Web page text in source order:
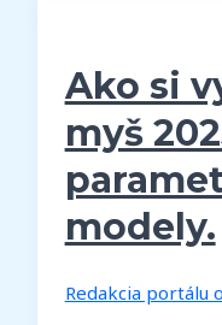
Ako si
myš
modely.
Redakcia portálu